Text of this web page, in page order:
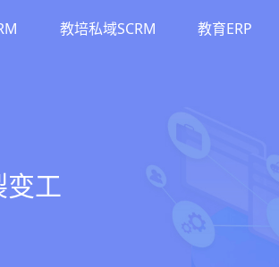
教培私域SCRM 教育ERP
学到
分
续
变工